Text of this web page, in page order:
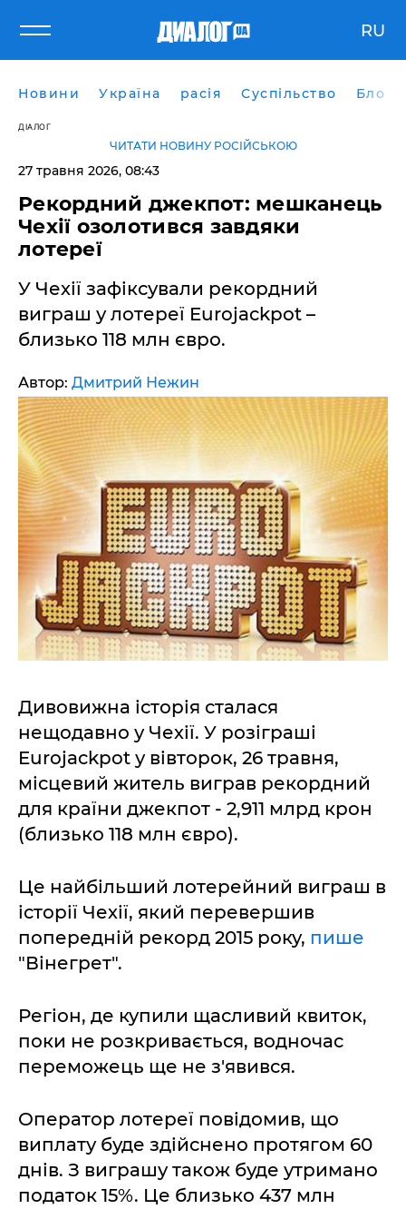
RU
Новини Україна расія Суспільство Блоги
ДІАЛОГ
ЧИТАТИ НОВИНУ РОСІЙСЬКОЮ
27 травня 2026, 08:43
Рекордний джекпот: мешканець
Чехії озолотився завдяки
лотереї
У Чехії зафіксували рекордний
виграш у лотереї Eurojackpot –
близько 118 млн євро.
Автор: Дмитрий Нежин
Дивовижна історія сталася
нещодавно у Чехії. У розіграші
Eurojackpot у вівторок, 26 травня,
місцевий житель виграв рекордний
для країни джекпот - 2,911 млрд крон
(близько 118 млн євро).
Це найбільший лотерейний виграш в
історії Чехії, який перевершив
попередній рекорд 2015 року, пише
"Вінегрет".
Регіон, де купили щасливий квиток,
поки не розкривається, водночас
переможець ще не з'явився.
Оператор лотереї повідомив, що
виплату буде здійснено протягом 60
днів. З виграшу також буде утримано
податок 15%. Це близько 437 млн